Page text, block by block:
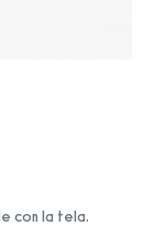
con la tela.